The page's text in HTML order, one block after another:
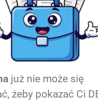
już nie może się
żeby pokazać Ci